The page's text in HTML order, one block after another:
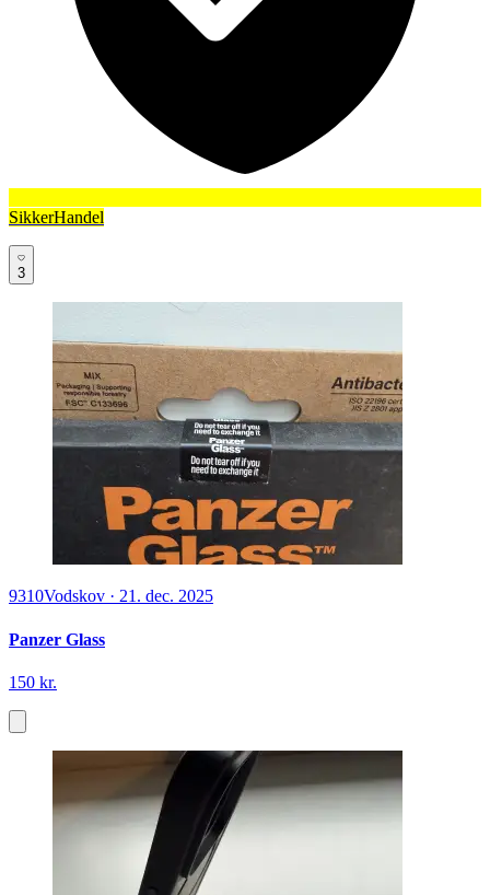
SikkerHandel
3
9310Vodskov · 21. dec. 2025
Panzer Glass
150 kr.